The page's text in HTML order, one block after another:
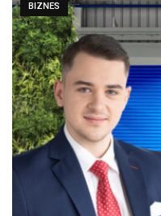
BIZNES